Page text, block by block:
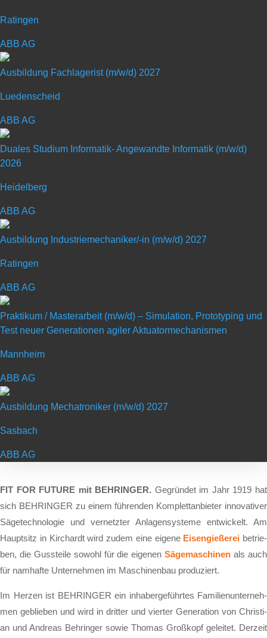
Ratingen
ABB AG
Ausbildung Fachlagerist (m/w/d) 2027
Luedenscheid
ABB AG
Duales Studium Informatik- Angewandte Informatik (m/w/d)
2026
Heidelberg
ABB AG
Ausbildung Industriemechaniker/-in (m/w/d) 2027
Ratingen
ABB AG
Praktikum / Masterarbeit (m/w/d) – Simulation, Prototyping und
Test neuer Generationen agiler Aktuatormechanismen
Mannheim
ABB AG
Ausbildung Mechatroniker (m/w/d) 2027
Sasbach
ABB AG
Sphäro­guss bis hin zu einbau­fertigen Komponenten liefern wir alles
Ausbildung zum Mechatroniker
(m/w/d) – Start: 2026
Standort: Kirchardt | Ausbildungsstart: zum 01.
Art: Ausbildungsplatz
Ausbildungsberuf: Mechatroniker (m/w/d)
Schulabschluss: Realschul- oder
Dauer: befristet auf die Ausbildungszeit -
Gehalt: 1. Lehrjahr: 1.140,44, 2. Lehrjahr:
FIT FOR FUTURE mit BEHRINGER. Ge­grün­det im Jahr 1919 hat
sich BEHRINGER zu ei­nem füh­ren­den Kom­plett­an­bie­ter in­no­va­ti­ver
Sä­ge­tech­no­lo­gie und ver­netz­ter An­la­gen­sys­te­me ent­wi­ckelt. Am
Haupt­sitz in Kirch­ardt wird zu­dem ei­ne ei­ge­ne Ei­sen­gie­ße­rei be­trie­
ben, die Guss­tei­le so­wohl für die ei­ge­nenSä­ge­ma­schi­nen als auch
für nam­haf­te Un­ter­neh­men im Ma­schi­nen­bau pro­du­ziert.
Im Her­zen ist BEHRINGER ein in­ha­ber­ge­führ­tes Fa­mi­li­en­un­ter­neh­
men ge­blie­ben und wird in drit­ter und vier­ter Ge­ne­ra­ti­on von Chris­ti­
an und An­dre­as Beh­rin­ger so­wie Tho­mas Groß­kopf ge­lei­tet. Der­zeit